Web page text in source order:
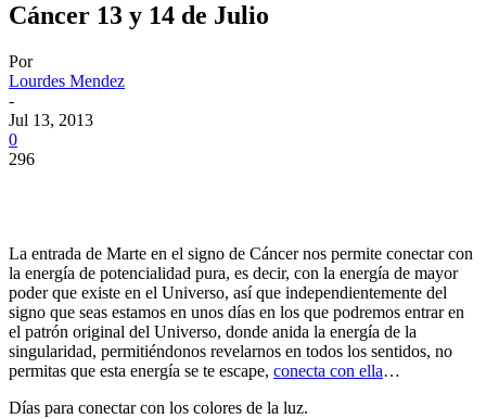
Cáncer 13 y 14 de Julio
Por
Lourdes Mendez
-
Jul 13, 2013
0
296
La entrada de Marte en el signo de Cáncer nos permite conectar con
la energía de potencialidad pura, es decir, con la energía de mayor
poder que existe en el Universo, así que independientemente del
signo que seas estamos en unos días en los que podremos entrar en
el patrón original del Universo, donde anida la energía de la
singularidad, permitiéndonos revelarnos en todos los sentidos, no
permitas que esta energía se te escape, conecta con ella…
Días para conectar con los colores de la luz.